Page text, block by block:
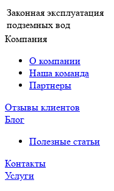
Законная эксплуатация
подземных вод
Компания
О компании
Наша команда
Партнеры
Отзывы клиентов
Блог
Полезные статьи
Контакты
Услуги